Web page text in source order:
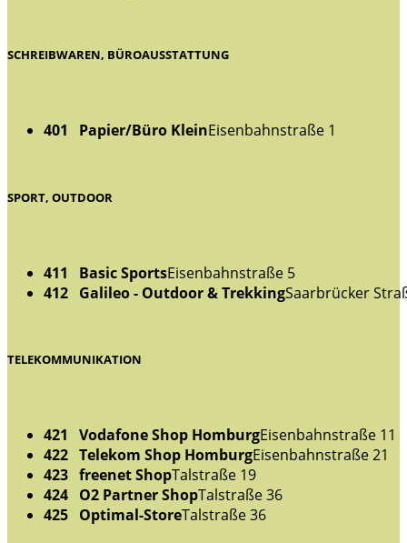
SCHREIBWAREN, BÜROAUSSTATTUNG
401 Papier/Büro KleinEisenbahnstraße 1
SPORT, OUTDOOR
411 Basic SportsEisenbahnstraße 5
412 Galileo - Outdoor & TrekkingSaarbrücker
TELEKOMMUNIKATION
421 Vodafone Shop HomburgEisenbahnstraße 11
422 Telekom Shop HomburgEisenbahnstraße 21
423 freenet ShopTalstraße 19
424 O2 Partner ShopTalstraße 36
425 Optimal-StoreTalstraße 36